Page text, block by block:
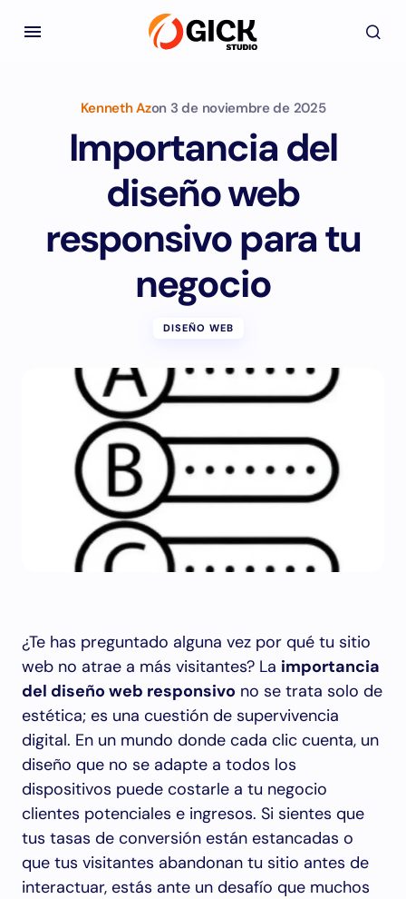
Kenneth Azon 3 de noviembre de 2025
Importancia del
diseño web
responsivo para tu
negocio
DISEÑO WEB
¿Te has preguntado alguna vez por qué tu sitio
web no atrae a más visitantes? La importancia
del diseño web responsivo no se trata solo de
estética; es una cuestión de supervivencia
digital. En un mundo donde cada clic cuenta, un
diseño que no se adapte a todos los
dispositivos puede costarle a tu negocio
clientes potenciales e ingresos. Si sientes que
tus tasas de conversión están estancadas o
que tus visitantes abandonan tu sitio antes de
interactuar, estás ante un desafío que muchos